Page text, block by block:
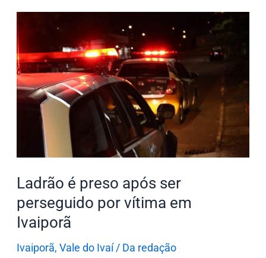
Ladrão é preso após ser
perseguido por vítima em
Ivaiporã
Ivaiporã, Vale do Ivaí/ Da redação
é
preso
após
ser
perseguido
vítima
em
Ivaiporã